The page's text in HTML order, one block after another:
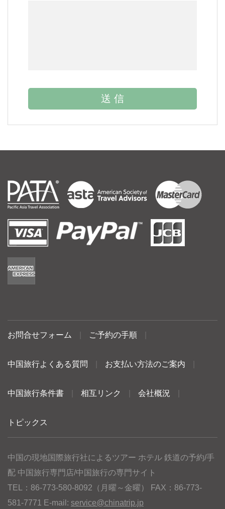
お問合せフォーム ご予約の手順
中国旅行よくある質問 お支払い方法のご案内
中国旅行条件書 相互リンク 会社概況
トピックス
中国の現地国際旅行社によるツアー ホテル 鉄道の予約/手
配 中国旅行専門店/中国旅行の専門サイト
TEL：86-773-580-8092（月曜～金曜） FAX：86-773-
581-7771 E-mail: service@chinatrip.jp